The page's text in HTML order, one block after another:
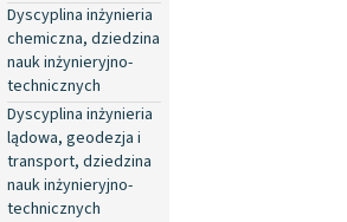
Dyscyplina inżynieria
chemiczna, dziedzina
nauk inżynieryjno-
technicznych
Dyscyplina inżynieria
lądowa, geodezja i
transport, dziedzina
nauk inżynieryjno-
technicznych